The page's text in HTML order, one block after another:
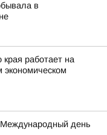
в
края работает на
экономическом
Международный день